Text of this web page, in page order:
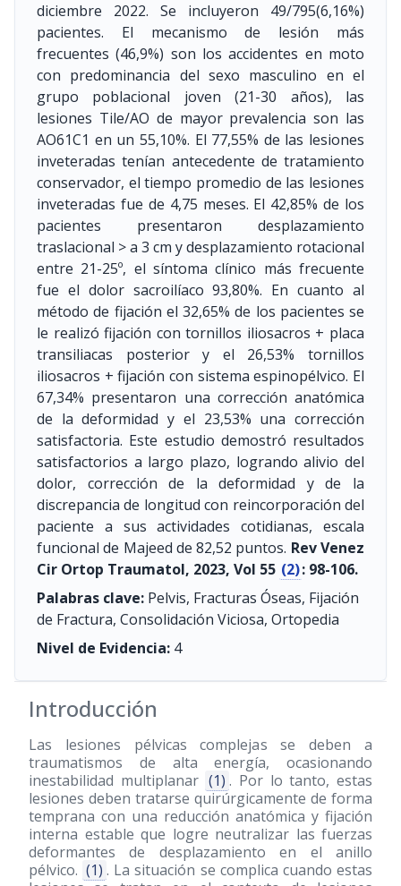
diciembre 2022. Se incluyeron 49/795(6,16%)
pacientes. El mecanismo de lesión más
frecuentes (46,9%) son los accidentes en moto
con predominancia del sexo masculino en el
grupo poblacional joven (21-30 años), las
lesiones Tile/AO de mayor prevalencia son las
AO61C1 en un 55,10%. El 77,55% de las lesiones
inveteradas tenían antecedente de tratamiento
conservador, el tiempo promedio de las lesiones
inveteradas fue de 4,75 meses. El 42,85% de los
pacientes presentaron desplazamiento
traslacional > a 3 cm y desplazamiento rotacional
entre 21-25º, el síntoma clínico más frecuente
fue el dolor sacroilíaco 93,80%. En cuanto al
método de fijación el 32,65% de los pacientes se
le realizó fijación con tornillos iliosacros + placa
transiliacas posterior y el 26,53% tornillos
iliosacros + fijación con sistema espinopélvico. El
67,34% presentaron una corrección anatómica
de la deformidad y el 23,53% una corrección
satisfactoria. Este estudio demostró resultados
satisfactorios a largo plazo, logrando alivio del
dolor, corrección de la deformidad y de la
discrepancia de longitud con reincorporación del
paciente a sus actividades cotidianas, escala
funcional de Majeed de 82,52 puntos. Rev Venez
Cir Ortop Traumatol, 2023, Vol 55 (2): 98-106.
Palabras clave: Pelvis, Fracturas Óseas, Fijación
de Fractura, Consolidación Viciosa, Ortopedia
Nivel de Evidencia: 4
Introducción
Las lesiones pélvicas complejas se deben a
traumatismos de alta energía, ocasionando
inestabilidad multiplanar (1) . Por lo tanto, estas
lesiones deben tratarse quirúrgicamente de forma
temprana con una reducción anatómica y fijación
interna estable que logre neutralizar las fuerzas
deformantes de desplazamiento en el anillo
pélvico. (1) . La situación se complica cuando estas